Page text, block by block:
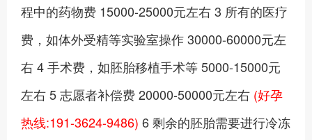
程中的药物费 15000-25000元左右 3 所有的医疗
费，如体外受精等实验室操作 30000-60000元左
右 4 手术费，如胚胎移植手术等 5000-15000元
左右 5 志愿者补偿费 20000-50000元左右 (好孕
热线:191-3624-9486) 6 剩余的胚胎需要进行冷冻